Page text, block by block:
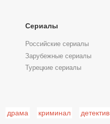
Сериалы
Российские сериалы
Зарубежные сериалы
Турецкие сериалы
драма криминал детектив